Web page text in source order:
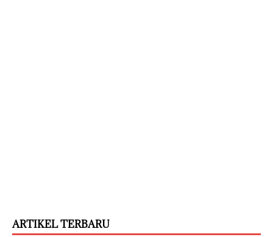
ARTIKEL TERBARU